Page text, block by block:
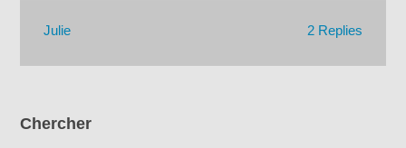
2 Replies
Julie
Chercher